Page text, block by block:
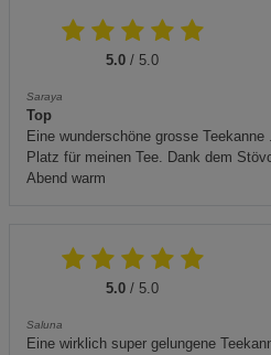
5.0 / 5.0
Saraya
Top
Eine wunderschöne grosse
Platz für meinen Tee. Dank dem
Abend warm
5.0 / 5.0
Saluna
Eine wirklich super gelungene